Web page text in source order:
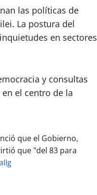
las políticas de
La postura del
en sectores
y consultas
el centro de la
que el Gobierno,
que "del 83 para